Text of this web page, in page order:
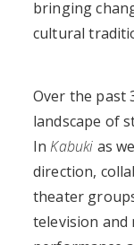
bringing
cultural
Over the past
landscape of
InKabuki as
direction,
theater
television and